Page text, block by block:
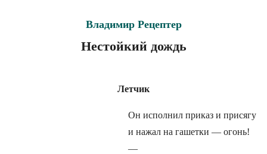
Владимир Рецептер
Нестойкий дождь
Летчик
Он исполнил приказ и присягу
и нажал на гашетки — огонь!
—